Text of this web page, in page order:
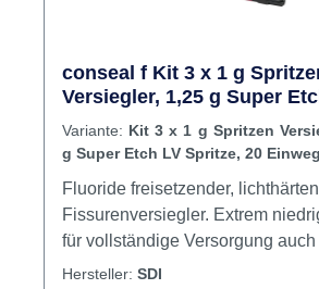
conseal f Kit 3 x 1 g
Versiegler, 1,25 g Super
Spritze, 20 Einwegtips
Variante: Kit 3 x 1 g Spritzen
g Super Etch LV Spritze, 20
Fluoride freisetzender,
Fissurenversiegler. Extrem
für vollständige Versorgung
Grübchen und Fissuren. 7 %
Hersteller: SDI